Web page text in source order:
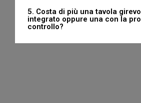
5. Costa di più una tavola
integrato oppure una con la
controllo?